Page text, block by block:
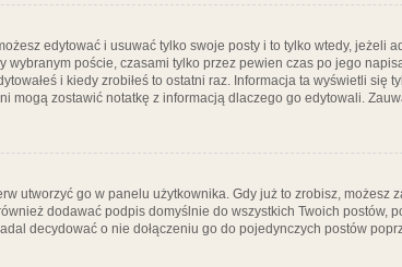
edytować i usuwać tylko swoje posty i to tylko wtedy, jeżeli
wybranym poście, czasami tylko przez pewien czas po jego
i kiedy zrobiłeś to ostatni raz. Informacja ta wyświetli się
mogą zostawić notatkę z informacją dlaczego go edytowali.
utworzyć go w panelu użytkownika. Gdy już to zrobisz, możesz
dodawać podpis domyślnie do wszystkich Twoich postów,
decydować o nie dołączeniu go do pojedynczych postów